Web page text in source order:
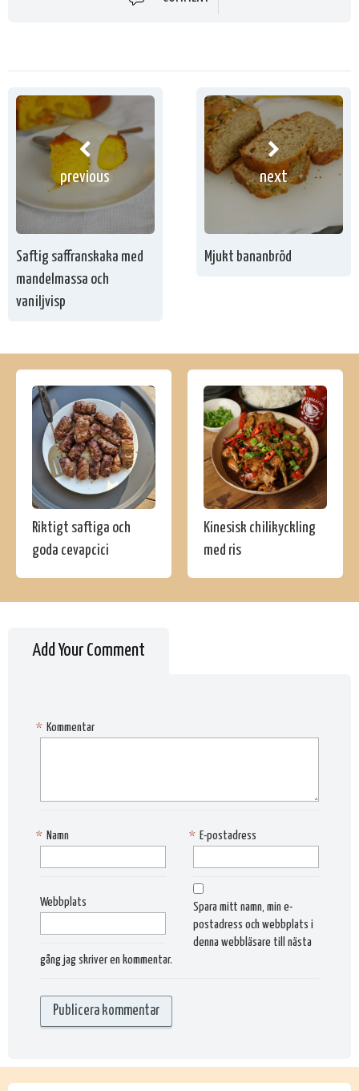
previous
Saftig saffranskaka med
mandelmassa och
vaniljvisp
next
Mjukt bananbröd
Riktigt saftiga och
goda cevapcici
Kinesisk chilikyckling
med ris
Add Your Comment
Kommentar
*
Namn
* E-postadress
*
Webbplats
Spara mitt namn, min e-
postadress och webbplats i
denna webbläsare till nästa
gång jag skriver en kommentar.